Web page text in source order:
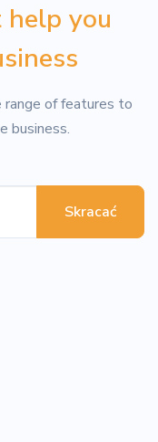
you
of features to
business.
Skracać